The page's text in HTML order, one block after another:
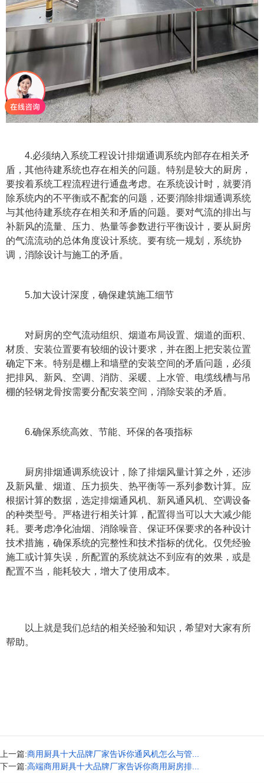
4.必须纳入系统工程设计排烟通调系统内部存在相关矛
盾，其他待建系统也存在相关的问题。特别是较大的厨房，
要按着系统工程流程进行通盘考虑。在系统设计时，就要消
除系统内的不平衡或不配套的问题，还要消除排烟通调系统
与其他待建系统存在相关和矛盾的问题。要对气流的排出与
补新风的流量、压力、热量等参数进行平衡设计，要从厨房
的气流流动的总体角度设计系统。要有统一规划，系统协
调，消除设计与施工的矛盾。
5.加大设计深度，确保建筑施工细节
对厨房的空气流动组织、烟道布局设置、烟道的面积、
材质、安装位置要有较细的设计要求，并在图上把安装位置
确定下来。特别是棚上和墙壁的安装空间的矛盾问题，必须
把排风、新风、空调、消防、采暖、上水管、电缆线槽与吊
棚的轻钢龙骨按需要分配安装空间，消除安装的矛盾。
6.确保系统高效、节能、环保的各项指标
厨房排烟通调系统设计，除了排烟风量计算之外，还涉
及新风量、烟道、压力损失、热平衡等一系列参数计算。应
根据计算的数据，选定排烟通风机、新风通风机、空调设备
的种类型号。严格进行相关计算，配置得当可以大大减少能
耗。要考虑净化油烟、消除噪音、保证环保要求的各种设计
技术措施，确保系统的完整性和技术指标的优化。仅凭经验
施工或计算失误，所配置的系统就达不到应有的效果，或是
配置不当，能耗较大，增大了使用成本。
以上就是我们总结的相关经验和知识，希望对大家有所
帮助。
上一篇:商用厨具十大品牌厂家告诉你通风机怎么与管...
下一篇:高端商用厨具十大品牌厂家告诉你商用厨房排...